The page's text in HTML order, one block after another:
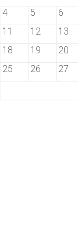
4 5 6
11 12 13
18 19 20
25 26 27